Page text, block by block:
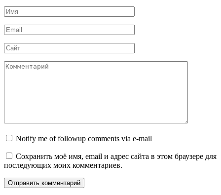
Имя
Email
Сайт
Комментарий
Notify me of followup comments via e-mail
Сохранить моё имя, email и адрес сайта в этом браузере для
последующих моих комментариев.